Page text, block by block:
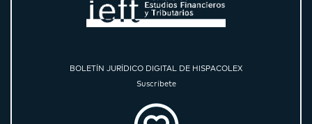
BOLETÍN JURÍDICO DIGITAL DE HISPACOLEX
Suscríbete